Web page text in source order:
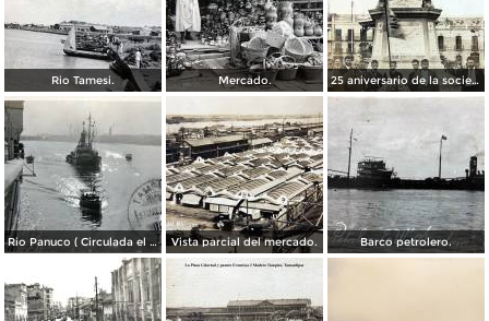
Rio Tamesi. Mercado. 25 aniversario de la sociedad mutua de artesanos de Benito Juarez ( Fechada el 2 de Octubre de 1910 ).
Rio Panuco ( Circulada el 17 de Mayo de 1932 ). Vista parcial del mercado. Barco petrolero.